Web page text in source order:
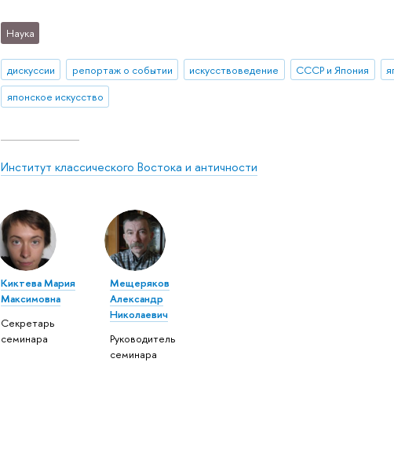
Наука
дискуссии репортаж о событии искусствоведение СССР и Япония
японское искусство
Институт классического Востока и античности
Киктева Мария
Максимовна
Секретарь
семинара
Мещеряков
Александр
Николаевич
Руководитель
семинара